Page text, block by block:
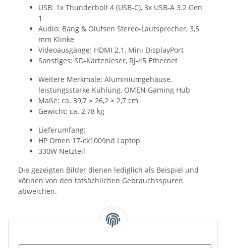
USB: 1x Thunderbolt 4 (USB-C), 3x USB-A 3.2 Gen
1
Audio: Bang & Olufsen Stereo-Lautsprecher, 3,5
mm Klinke
Videoausgänge: HDMI 2.1, Mini DisplayPort
Sonstiges: SD-Kartenleser, RJ-45 Ethernet
Weitere Merkmale: Aluminiumgehäuse,
leistungsstarke Kühlung, OMEN Gaming Hub
Maße: ca. 39,7 × 26,2 × 2,7 cm
Gewicht: ca. 2,78 kg
Lieferumfang:
HP Omen 17-ck1009nd Laptop
330W Netzteil
Die gezeigten Bilder dienen lediglich als Beispiel und
können von den tatsächlichen Gebrauchsspuren
abweichen.